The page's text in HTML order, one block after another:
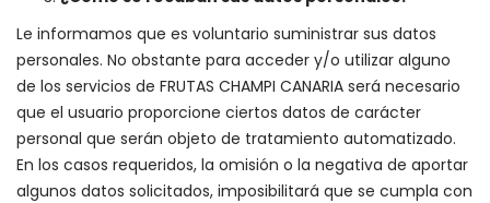
Le informamos que es voluntario suministrar sus datos
personales. No obstante para acceder y/o utilizar alguno
de los servicios de FRUTAS CHAMPI CANARIA será necesario
que el usuario proporcione ciertos datos de carácter
personal que serán objeto de tratamiento automatizado.
En los casos requeridos, la omisión o la negativa de aportar
algunos datos solicitados, imposibilitará que se cumpla con